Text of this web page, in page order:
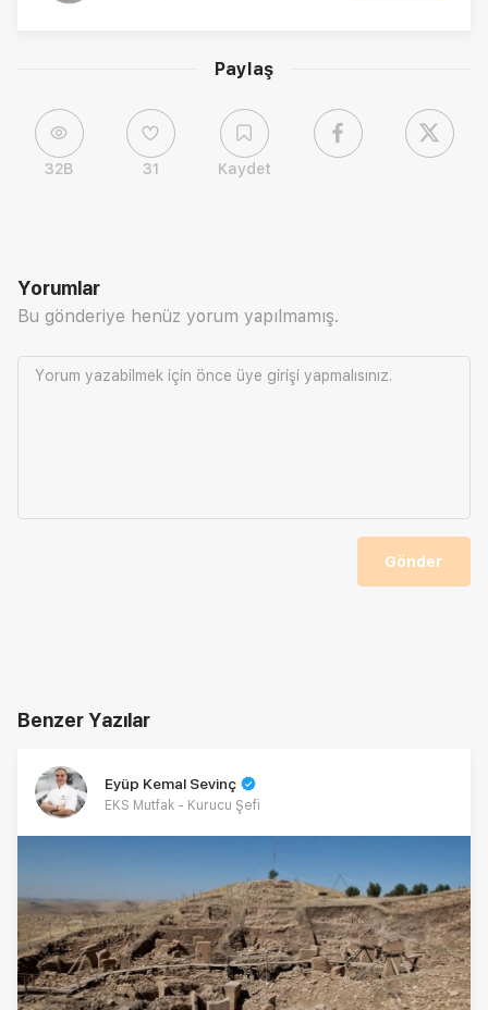
Paylaş
32B 31 Kaydet
Yorumlar
Bu gönderiye henüz yorum yapılmamış.
Yorum yazabilmek için önce üye girişi yapmalısınız.
Gönder
Benzer Yazılar
Eyüp Kemal Sevinç
EKS Mutfak - Kurucu Şefi